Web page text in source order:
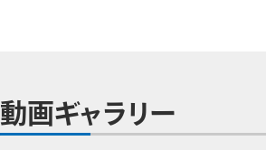
動画ギャラリー